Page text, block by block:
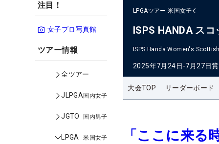
注目！
女子プロ写真館
ツアー情報
全ツアー
JLPGA国内女子
JGTO 国内男子
LPGA 米国女子
LPGAツアー 米国女子
ISPS HANDA ス
ISPS Handa Women's
2025年7月24日-7月27日
大会TOP リーダーボード
「ここに来